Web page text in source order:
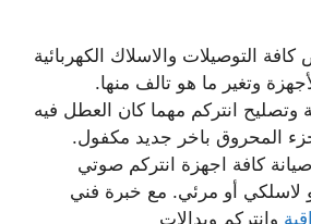
كافة التوصيلات والاسلاك الكهربائية
وتغير ما هو تالف منها.
وتصليح انتركم مهما كان العطل فيه
المحروق باخر جديد مكفول.
كافة اجهزة انتركم صوتي
لاسلكي أو مرئي. مع خبرة فني
وانتركم وبدالات